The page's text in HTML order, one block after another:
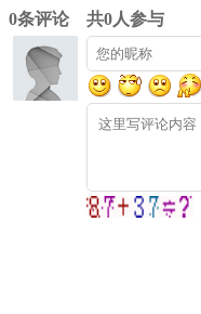
0条评论 共0人参与